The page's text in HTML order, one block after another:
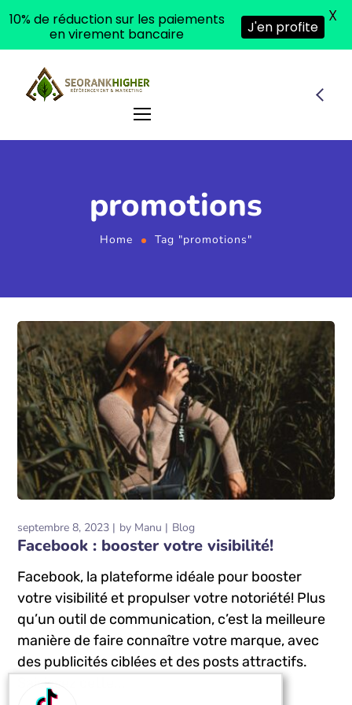
promotions
Home Tag "promotions"
septembre 8, 2023 by Manu Blog
Facebook : booster votre visibilité!
Facebook, la plateforme idéale pour booster
votre visibilité et propulser votre notoriété! Plus
qu’un outil de communication, c’est la meilleure
manière de faire connaître votre marque, avec
des publicités ciblées et des posts attractifs.
Saisissez cette...
10% de réduction sur les paiements
en virement bancaire
J'en profite
X